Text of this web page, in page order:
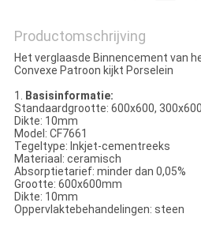
Productomschrijving
Het verglaasde Binnencement van
Convexe Patroon kijkt Porselein
1. Basisinformatie:
Standaardgrootte: 600x600,
Dikte: 10mm
Model: CF7661
Tegeltype: Inkjet-cementreeks
Materiaal: ceramisch
Absorptietarief: minder dan 0,05%
Grootte: 600x600mm
Dikte: 10mm
Oppervlaktebehandelingen: steen